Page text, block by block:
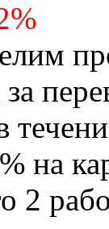
на
2